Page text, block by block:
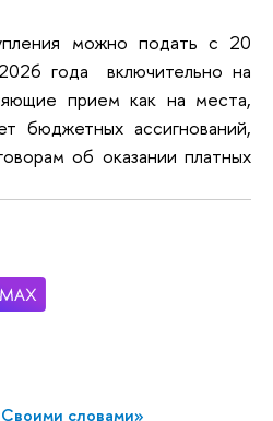
словами»
можно подать с 20
2026 года
включительно на
прием как на места,
бюджетных ассигнований,
об оказании платных